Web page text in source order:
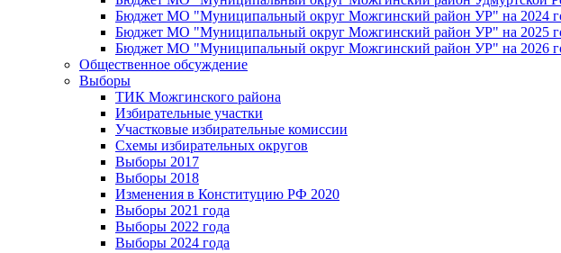
Бюджет МО "Муниципальный округ Можгинский район УР" на 2024
Бюджет МО "Муниципальный округ Можгинский район УР" на 2025
Бюджет МО "Муниципальный округ Можгинский район УР" на 2026
Общественное обсуждение
Выборы
ТИК Можгинского района
Избирательные участки
Участковые избирательные комиссии
Схемы избирательных округов
Выборы 2017
Выборы 2018
Изменения в Конституцию РФ 2020
Выборы 2021 года
Выборы 2022 года
Выборы 2024 года